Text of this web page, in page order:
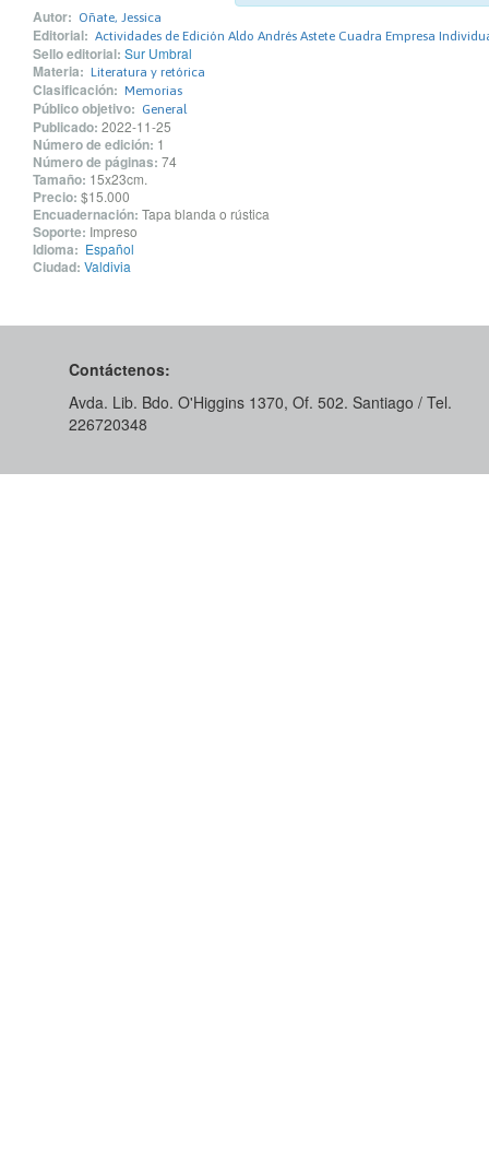
Autor: Oñate, Jessica
Editorial: Actividades de Edición Aldo Andrés Astete Cuadra Empresa
Sello editorial: Sur Umbral
Materia: Literatura y retórica
Clasificación: Memorias
Público objetivo: General
Publicado: 2022-11-25
Número de edición: 1
Número de páginas: 74
Tamaño: 15x23cm.
Precio: $15.000
Encuadernación: Tapa blanda o rústica
Soporte: Impreso
Idioma: Español
Ciudad: Valdivia
Contáctenos:
Avda. Lib. Bdo. O'Higgins 1370, Of. 502. Santiago / Tel.
226720348